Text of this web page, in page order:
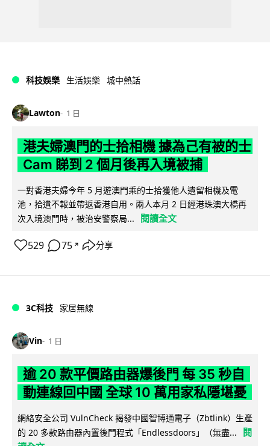
科技娛樂 生活娛樂 城中熱話
Lawton 1 日
港夫婦澳門的士拾相機 據為己有被的士
Cam 睇到 2 個月後再入境被捕
一對香港夫婦今年 5 月遊澳門乘的士拾獲他人遺留相機及電
池，拾遺不報並帶返香港自用。兩人本月 2 日經港珠澳大橋再
次入境澳門時，被治安警察局...
閱讀全文
529 75 ↗ 分享
3C科技 家居無線
Vin 1 日
逾 20 款平價路由器爆後門 每 35 秒自
動連線回中國 全球 10 萬用家私隱堪憂
網絡安全公司 VulnCheck 揭發中國智博通電子（Zbtlink）生產
的 20 多款路由器內置後門程式「Endlessdoors」（無盡...
閱